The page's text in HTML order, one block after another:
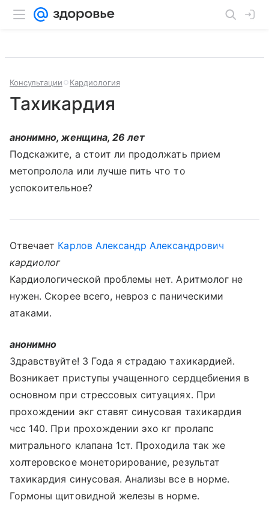
Консультации Кардиология
Тахикардия
анонимно, женщина, 26 лет
Подскажите, а стоит ли продолжать прием
метопролола или лучше пить что то
успокоительное?
Отвечает Карлов Александр Александрович
кардиолог
Кардиологической проблемы нет. Аритмолог не
нужен. Скорее всего, невроз с паническими
атаками.
анонимно
Здравствуйте! 3 Года я страдаю тахикардией.
Возникает приступы учащенного сердцебиения в
основном при стрессовых ситуациях. При
прохождении экг ставят синусовая тахикардия
чсс 140. При прохождении эхо кг пролапс
митрального клапана 1ст. Проходила так же
холтеровское монеторирование, результат
тахикардия синусовая. Анализы все в норме.
Гормоны щитовидной железы в норме.